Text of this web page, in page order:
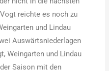
reichte es noch zu
und Lindau
Auswärtsniederlagen
Weingarten und Lindau
Saison mit den